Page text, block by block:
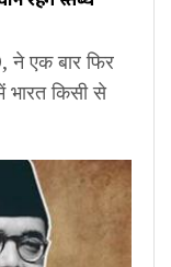
ने एक बार फिर
भारत किसी से